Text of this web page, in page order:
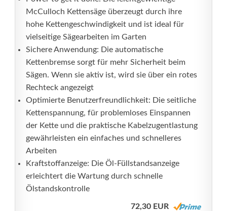
McCulloch Kettensäge überzeugt durch ihre
hohe Kettengeschwindigkeit und ist ideal für
vielseitige Sägearbeiten im Garten
Sichere Anwendung: Die automatische
Kettenbremse sorgt für mehr Sicherheit beim
Sägen. Wenn sie aktiv ist, wird sie über ein rotes
Rechteck angezeigt
Optimierte Benutzerfreundlichkeit: Die seitliche
Kettenspannung, für problemloses Einspannen
der Kette und die praktische Kabelzugentlastung
gewährleisten ein einfaches und schnelleres
Arbeiten
Kraftstoffanzeige: Die Öl-Füllstandsanzeige
erleichtert die Wartung durch schnelle
Ölstandskontrolle
72,30 EUR